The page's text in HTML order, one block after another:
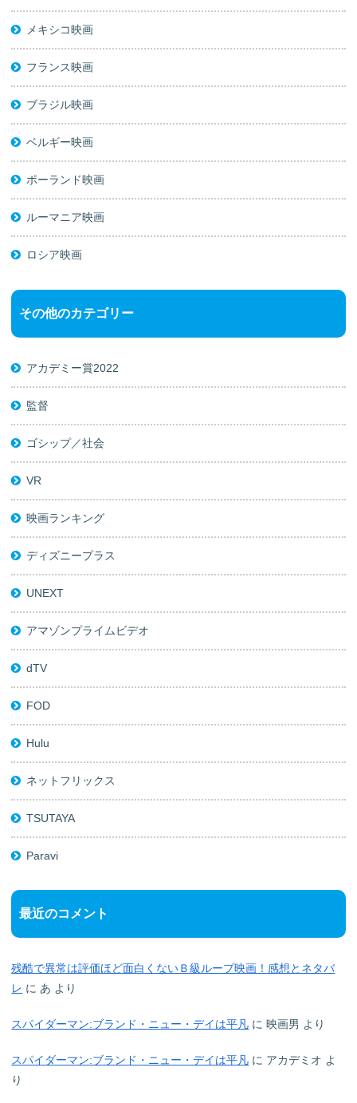
メキシコ映画
フランス映画
ブラジル映画
ベルギー映画
ポーランド映画
ルーマニア映画
ロシア映画
その他のカテゴリー
アカデミー賞2022
監督
ゴシップ／社会
VR
映画ランキング
ディズニープラス
UNEXT
アマゾンプライムビデオ
dTV
FOD
Hulu
ネットフリックス
TSUTAYA
Paravi
最近のコメント
残酷で異常は評価ほど面白くないＢ級ループ映画！感想とネタバ
レ に あ より
スパイダーマン:ブランド・ニュー・デイは平凡 に映画男 より
スパイダーマン:ブランド・ニュー・デイは平凡 に アカデミオ よ
り